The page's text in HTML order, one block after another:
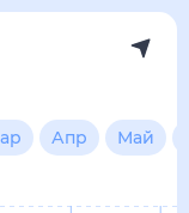
Апр Май